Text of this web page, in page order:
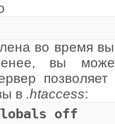
во время
вы
позволяет
в .htaccess:
off